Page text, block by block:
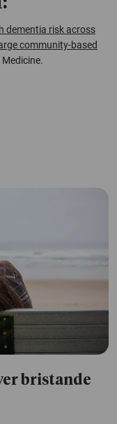
dementia risk across
community-based
.
bristande